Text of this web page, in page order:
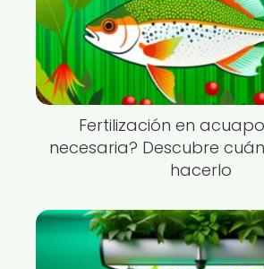
Fertilización en
necesaria? Descubre
hacerlo